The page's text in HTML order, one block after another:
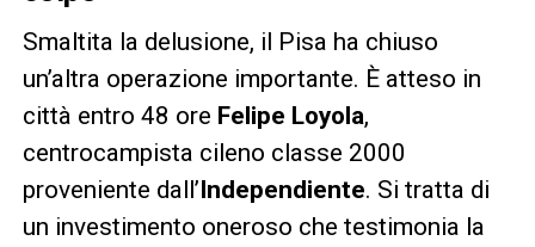
Smaltita la delusione, il Pisa ha chiuso
un’altra operazione importante. È atteso in
città entro 48 ore Felipe Loyola,
centrocampista cileno classe 2000
proveniente dall’Independiente. Si tratta di
un investimento oneroso che testimonia la